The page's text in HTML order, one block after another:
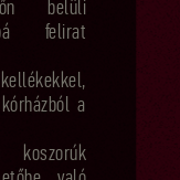
belüli
felirat
a
koszorúk